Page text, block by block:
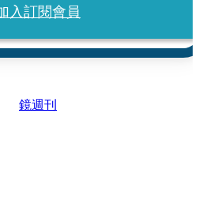
入訂閱會員
鏡週刊